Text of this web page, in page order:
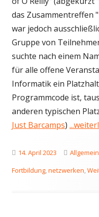
das Zusammentreffen
war jedoch
Gruppe von
suchte nach einem
für alle offene
Informatik ein
Programmcode ist,
anderen typischen
Just Barcamps)
Veröffentlicht
am
14. April 2023 Kategorien
Allgemein
Fortbildung,netzwerken,